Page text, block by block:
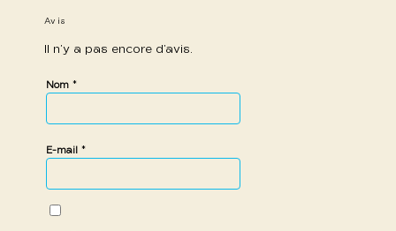
Avis
Il n’y a pas encore d’avis.
Nom *
E-mail *